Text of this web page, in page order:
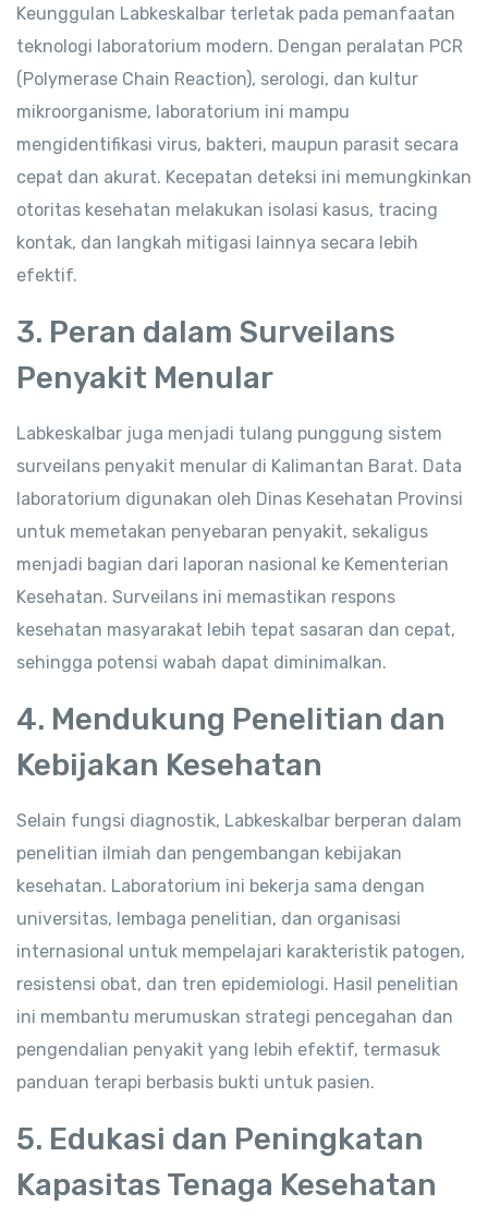
Keunggulan Labkeskalbar terletak pada pemanfaatan
teknologi laboratorium modern. Dengan peralatan PCR
(Polymerase Chain Reaction), serologi, dan kultur
mikroorganisme, laboratorium ini mampu
mengidentifikasi virus, bakteri, maupun parasit secara
cepat dan akurat. Kecepatan deteksi ini memungkinkan
otoritas kesehatan melakukan isolasi kasus, tracing
kontak, dan langkah mitigasi lainnya secara lebih
efektif.
3. Peran dalam Surveilans
Penyakit Menular
Labkeskalbar juga menjadi tulang punggung sistem
surveilans penyakit menular di Kalimantan Barat. Data
laboratorium digunakan oleh Dinas Kesehatan Provinsi
untuk memetakan penyebaran penyakit, sekaligus
menjadi bagian dari laporan nasional ke Kementerian
Kesehatan. Surveilans ini memastikan respons
kesehatan masyarakat lebih tepat sasaran dan cepat,
sehingga potensi wabah dapat diminimalkan.
4. Mendukung Penelitian dan
Kebijakan Kesehatan
Selain fungsi diagnostik, Labkeskalbar berperan dalam
penelitian ilmiah dan pengembangan kebijakan
kesehatan. Laboratorium ini bekerja sama dengan
universitas, lembaga penelitian, dan organisasi
internasional untuk mempelajari karakteristik patogen,
resistensi obat, dan tren epidemiologi. Hasil penelitian
ini membantu merumuskan strategi pencegahan dan
pengendalian penyakit yang lebih efektif, termasuk
panduan terapi berbasis bukti untuk pasien.
5. Edukasi dan Peningkatan
Kapasitas Tenaga Kesehatan